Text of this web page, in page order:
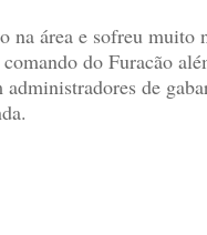
na área e sofreu muito
do Furacão
administradores de